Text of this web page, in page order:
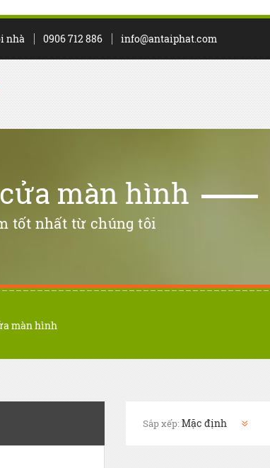
nhà 0906 712 886 info@antaiphat.com
màn hình
tốt nhất từ chúng tôi
màn hình
Sắp xếp: